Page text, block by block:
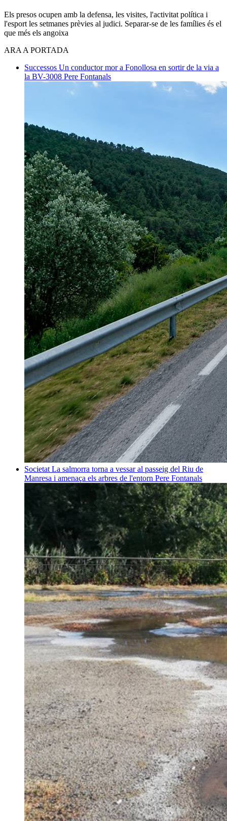
Els presos ocupen amb la defensa, les visites, l'activitat política i
l'esport les setmanes prèvies al judici. Separar-se de les famílies és el
que més els angoixa
ARA A PORTADA
Successos Un conductor mor a Fonollosa en sortir de la via a
la BV-3008 Pere Fontanals
Societat La salmorra torna a vessar al passeig del Riu de
Manresa i amenaça els arbres de l'entorn Pere Fontanals